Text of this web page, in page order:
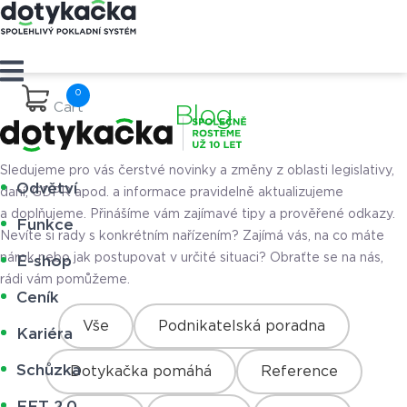
Cart
Odvětví
Funkce
E-shop
Ceník
Kariéra
Schůzka
Blog
Sledujeme pro vás čerstvé novinky a změny z oblasti legislativy,
daní, GDPR apod. a informace pravidelně aktualizujeme
a doplňujeme. Přinášíme vám zajímavé tipy a prověřené odkazy.
Nevíte si rady s konkrétním nařízením? Zajímá vás, na co máte
nárok nebo jak postupovat v určité situaci? Obraťte se na nás,
rádi vám pomůžeme.
Vše Podnikatelská poradna
Dotykačka pomáhá Reference